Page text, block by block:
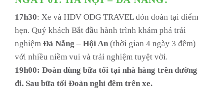
17h30: Xe và HDV ODG TRAVEL đón đoàn tại điểm
hẹn. Quý khách Bắt đầu hành trình khám phá trải
nghiệm Đà Nẵng – Hội An (thời gian 4 ngày 3 đêm)
với nhiều niềm vui và trải nghiệm tuyệt vời.
19h00: Đoàn dùng bữa tối tại nhà hàng trên đường
đi. Sau bữa tối Đoàn nghỉ đêm trên xe.